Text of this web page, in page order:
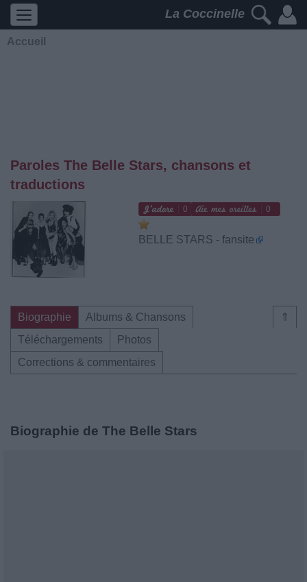
La Coccinelle
Accueil
Paroles The Belle Stars, chansons et
traductions
0 0
BELLE STARS - fansite
⇑
Biographie
Albums & Chansons
Téléchargements
Photos
Corrections & commentaires
Biographie de The Belle Stars